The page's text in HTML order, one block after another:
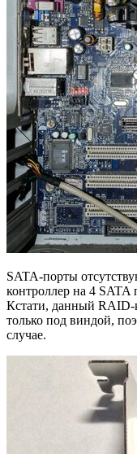
SATA-порты
контроллер на 4
Кстати, данный RAID-
только под виндой,
случае.